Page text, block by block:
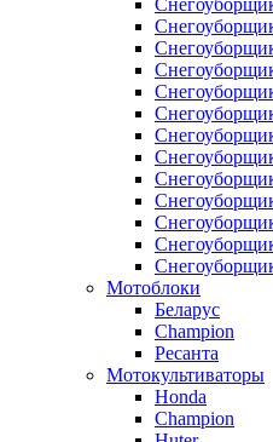
Мотоблоки
Беларус
Champion
Ресанта
Мотокультиваторы
Honda
Champion